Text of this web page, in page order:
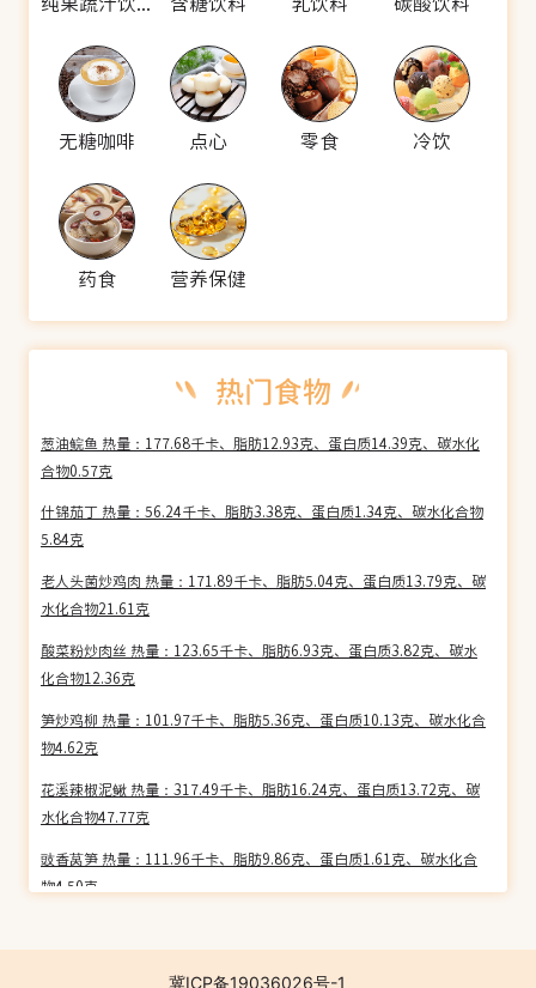
无糖咖啡 点心 零食 冷饮
药食 营养保健
葱油鲩鱼 热量：177.68千卡、脂肪12.93克、蛋白质14.39克、碳水化
合物0.57克
什锦茄丁 热量：56.24千卡、脂肪3.38克、蛋白质1.34克、碳水化合物
5.84克
老人头菌炒鸡肉 热量：171.89千卡、脂肪5.04克、蛋白质13.79克、碳
水化合物21.61克
酸菜粉炒肉丝 热量：123.65千卡、脂肪6.93克、蛋白质3.82克、碳水
化合物12.36克
笋炒鸡柳 热量：101.97千卡、脂肪5.36克、蛋白质10.13克、碳水化合
物4.62克
花溪辣椒泥鳅 热量：317.49千卡、脂肪16.24克、蛋白质13.72克、碳
水化合物47.77克
豉香莴笋 热量：111.96千卡、脂肪9.86克、蛋白质1.61克、碳水化合
物4.50克
物3.79克
冀ICP备19036026号-1